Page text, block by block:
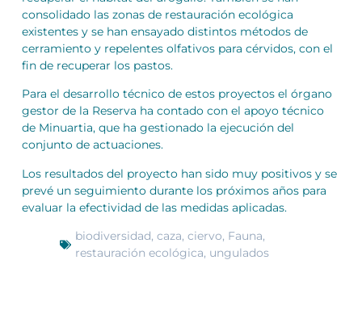
consolidado las zonas de restauración ecológica
existentes y se han ensayado distintos métodos de
cerramiento y repelentes olfativos para cérvidos, con el
fin de recuperar los pastos.
Para el desarrollo técnico de estos proyectos el órgano
gestor de la Reserva ha contado con el apoyo técnico
de Minuartia, que ha gestionado la ejecución del
conjunto de actuaciones.
Los resultados del proyecto han sido muy positivos y se
prevé un seguimiento durante los próximos años para
evaluar la efectividad de las medidas aplicadas.
biodiversidad,caza,ciervo, Fauna,
restauración ecológica, ungulados